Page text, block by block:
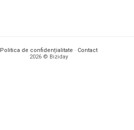
Politica de confidențialitate · Contact
2026 © Biziday